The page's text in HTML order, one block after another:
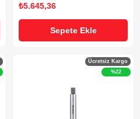
₺5.645,36
Sepete Ekle
Ücretsiz Kargo
%22